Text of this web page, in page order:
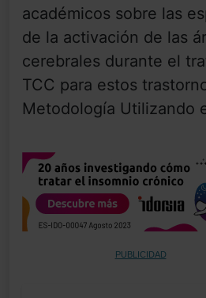
académicos sobre las
de la activación de las
cerebrales durante el
TCC para estos
Metodología Utilizando
PUBLICIDAD